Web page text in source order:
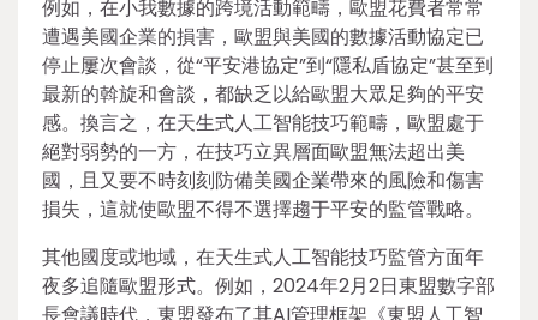
例如，在小我數據的跨境活動範疇，歐盟花費者常常
遭遇美國企業的損害，歐盟與美國的數據活動協定已
停止屢次會談，從“平安港協定”到“隱私盾協定”甚至到
最新的斡旋和會談，都缺乏以給歐盟大眾足夠的平安
感。換言之，在天生式人工智能技巧範疇，歐盟處于
絕對弱勢的一方，在技巧立異層面歐盟無法超出美
國，且又要不時刻刻防備美國企業帶來的風險和傷害
損失，這就使歐盟不得不選擇趨于平安的監管戰略。
其他國度或地域，在天生式人工智能技巧監管方面年
夜多追隨歐盟形式。例如，2024年2月2日東盟數字部